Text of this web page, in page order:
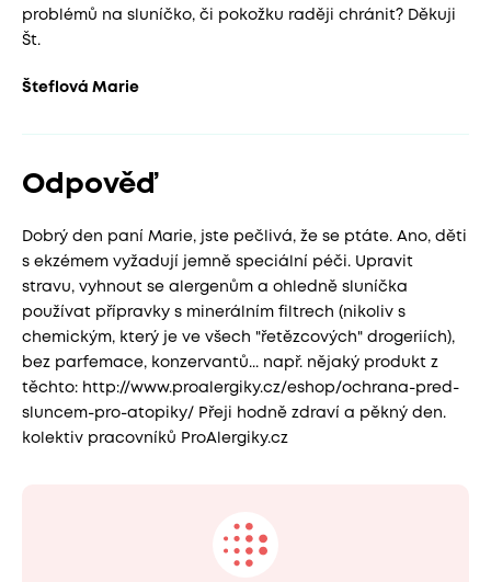
problémů na sluníčko, či pokožku raději chránit? Děkuji
Št.
Šteflová Marie
Odpověď
Dobrý den paní Marie, jste pečlivá, že se ptáte. Ano, děti
s ekzémem vyžadují jemně speciální péči. Upravit
stravu, vyhnout se alergenům a ohledně sluníčka
používat přípravky s minerálním filtrech (nikoliv s
chemickým, který je ve všech "řetězcových" drogeriích),
bez parfemace, konzervantů... např. nějaký produkt z
těchto: http://www.proalergiky.cz/eshop/ochrana-pred-
sluncem-pro-atopiky/ Přeji hodně zdraví a pěkný den.
kolektiv pracovníků ProAlergiky.cz